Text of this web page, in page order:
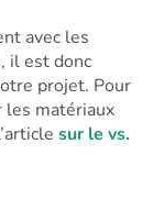
avec les
il est donc
projet. Pour
les matériaux
sur le vs.